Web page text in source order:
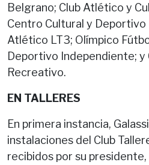
Belgrano; Club Atlético y
Centro Cultural y Deportivo
Atlético LT3; Olímpico
Deportivo Independiente; y
Recreativo.
EN TALLERES
En primera instancia,
instalaciones del Club
recibidos por su presidente,